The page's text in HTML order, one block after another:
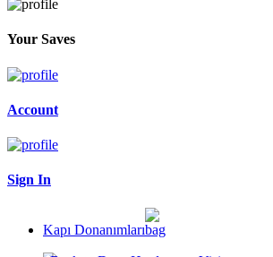
Your Saves
Account
Sign In
Kapı Donanımları